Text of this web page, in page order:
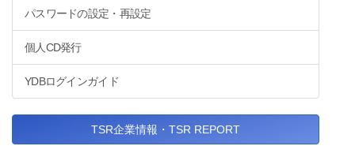
パスワードの設定・再設定
個人CD発行
YDBログインガイド
TSR企業情報・TSR REPORT